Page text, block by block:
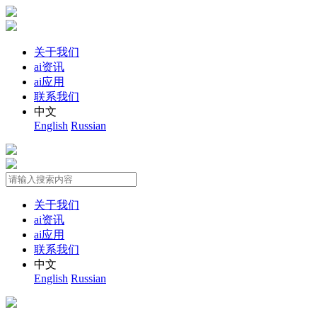
关于我们
ai资讯
ai应用
联系我们
中文
English Russian
关于我们
ai资讯
ai应用
联系我们
中文
English Russian